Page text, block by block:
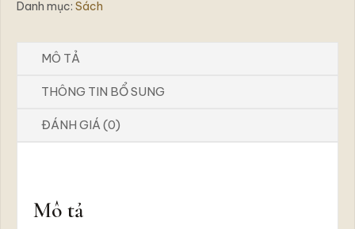
gốc
chia
bình
phúc
Danh mục: Sách
MÔ TẢ
THÔNG TIN BỔ SUNG
ĐÁNH GIÁ (0)
Mô tả